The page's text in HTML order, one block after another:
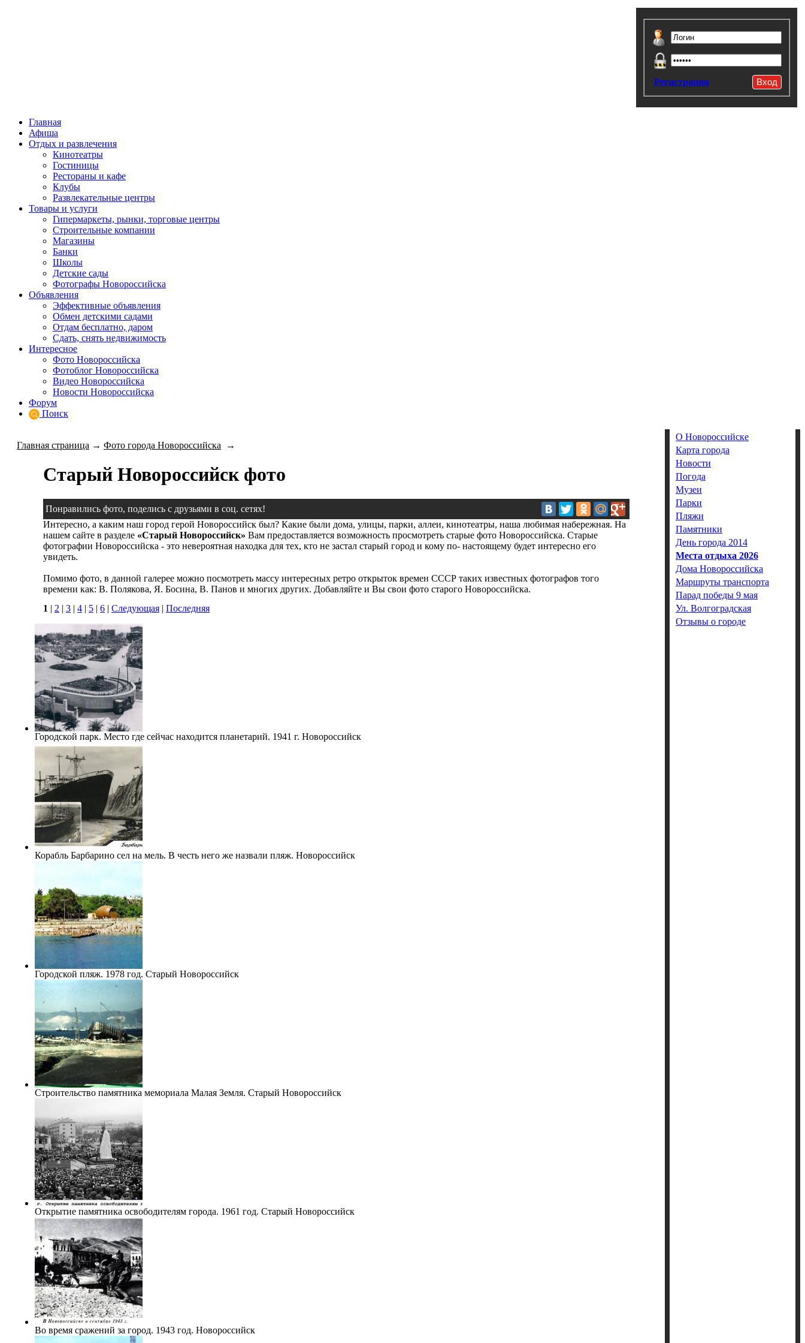
Регистрация
Главная
Афиша
Отдых и развлечения
Кинотеатры
Гостиницы
Рестораны и кафе
Клубы
Развлекательные центры
Товары и услуги
Гипермаркеты, рынки, торговые центры
Строительные компании
Магазины
Банки
Школы
Детские сады
Фотографы Новороссийска
Объявления
Эффективные объявления
Обмен детскими садами
Отдам бесплатно, даром
Сдать, снять недвижимость
Интересное
Фото Новороссийска
Фотоблог Новороссийска
Видео Новороссийска
Новости Новороссийска
Форум
Поиск
Главная страница → Фото города Новороссийска →
Старый Новороссийск фото
Понравились фото, поделись с друзьями в соц. сетях!
Интересно, а каким наш город герой Новороссийск был? Какие были дома, улицы, парки, аллеи, кинотеатры, наша любимая набережная. На
нашем сайте в разделе «Старый Новороссийск» Вам предоставляется возможность просмотреть старые фото Новороссийска. Старые
фотографии Новороссийска - это невероятная находка для тех, кто не застал старый город и кому по- настоящему будет интересно его
увидеть.
Помимо фото, в данной галерее можно посмотреть массу интересных ретро открыток времен СССР таких известных фотографов того
времени как: В. Полякова, Я. Босина, В. Панов и многих других. Добавляйте и Вы свои фото старого Новороссийска.
1 | 2 | 3 | 4 | 5 | 6 | Следующая | Последняя
Городской парк. Место где сейчас находится планетарий. 1941 г. Новороссийск
Корабль Барбарино сел на мель. В честь него же назвали пляж. Новороссийск
Городской пляж. 1978 год. Старый Новороссийск
Строительство памятника мемориала Малая Земля. Старый Новороссийск
Открытие памятника освободителям города. 1961 год. Старый Новороссийск
Во время сражений за город. 1943 год. Новороссийск
О Новороссийске
Карта города
Новости
Погода
Музеи
Парки
Пляжи
Памятники
День города 2014
Места отдыха 2026
Дома Новороссийска
Маршруты транспорта
Парад победы 9 мая
Ул. Волгоградская
Отзывы о городе